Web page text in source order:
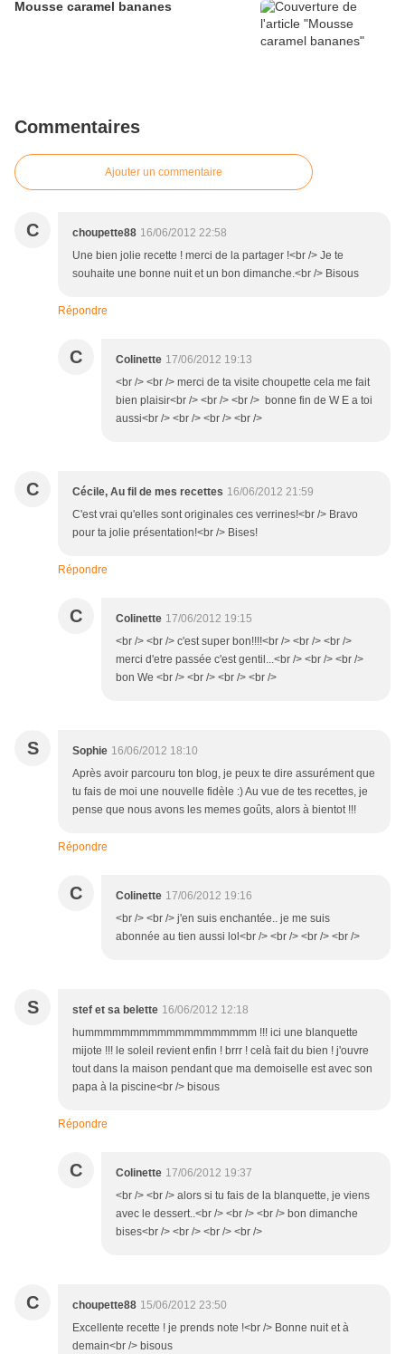
Mousse caramel bananes
Commentaires
Ajouter un commentaire
C choupette88 16/06/2012 22:58
Une bien jolie recette ! merci de la partager !<br /> Je te
souhaite une bonne nuit et un bon dimanche.<br /> Bisous
Répondre
C Colinette 17/06/2012 19:13
<br /> <br /> merci de ta visite choupette cela me fait
bien plaisir<br /> <br /> <br /> bonne fin de W E a toi
aussi<br /> <br /> <br /> <br />
C Cécile, Au fil de mes recettes 16/06/2012 21:59
C'est vrai qu'elles sont originales ces verrines!<br /> Bravo
pour ta jolie présentation!<br /> Bises!
Répondre
C Colinette 17/06/2012 19:15
<br /> <br /> c'est super bon!!!!<br /> <br /> <br />
merci d'etre passée c'est gentil...<br /> <br /> <br />
bon We <br /> <br /> <br /> <br />
S Sophie 16/06/2012 18:10
Après avoir parcouru ton blog, je peux te dire assurément que
tu fais de moi une nouvelle fidèle :) Au vue de tes recettes, je
pense que nous avons les memes goûts, alors à bientot !!!
Répondre
C Colinette 17/06/2012 19:16
<br /> <br /> j'en suis enchantée.. je me suis
abonnée au tien aussi lol<br /> <br /> <br /> <br />
S stef et sa belette 16/06/2012 12:18
hummmmmmmmmmmmmmmmmmm !!! ici une blanquette
mijote !!! le soleil revient enfin ! brrr ! celà fait du bien ! j'ouvre
tout dans la maison pendant que ma demoiselle est avec son
papa à la piscine<br /> bisous
Répondre
C Colinette 17/06/2012 19:37
<br /> <br /> alors si tu fais de la blanquette, je viens
avec le dessert..<br /> <br /> <br /> bon dimanche
bises<br /> <br /> <br /> <br />
C choupette88 15/06/2012 23:50
Excellente recette ! je prends note !<br /> Bonne nuit et à
demain<br /> bisous